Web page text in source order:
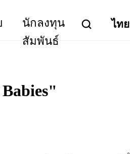
นักลงทุน
สัมพันธ์
ไทย